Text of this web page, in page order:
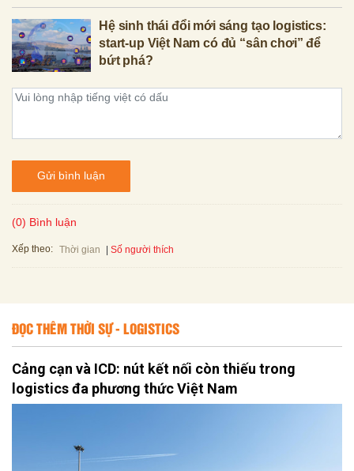
Hệ sinh thái đổi mới sáng tạo logistics:
start-up Việt Nam có đủ “sân chơi” để
bứt phá?
Gửi bình luận
(0) Bình luận
Xếp theo: Thời gian Số người thích
ĐỌC THÊM THỜI SỰ - LOGISTICS
Cảng cạn và ICD: nút kết nối còn thiếu trong
logistics đa phương thức Việt Nam